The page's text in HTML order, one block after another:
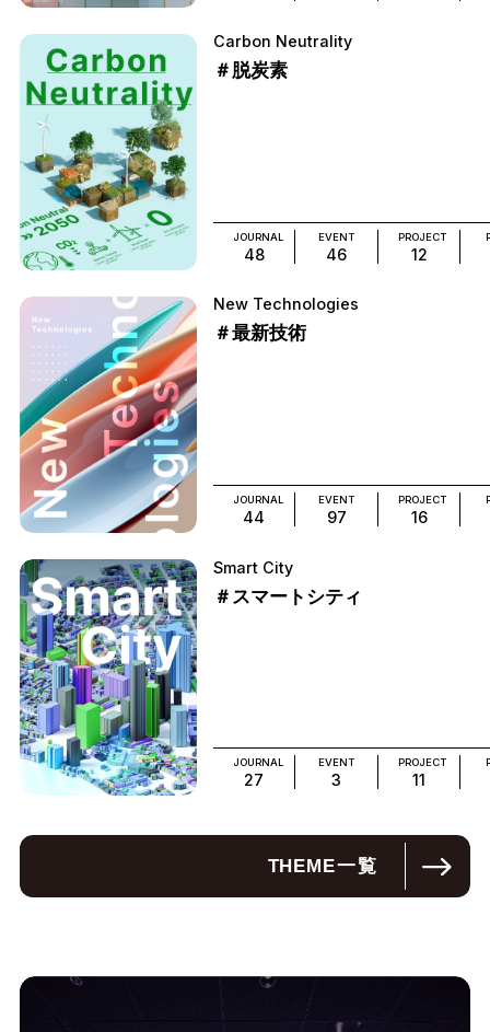
Carbon Neutrality
＃脱炭素
JOURNAL
48
EVENT
46
PROJECT
12
New Technologies
＃最新技術
JOURNAL
44
EVENT
97
PROJECT
16
Smart City
＃スマートシティ
JOURNAL
27
EVENT
3
PROJECT
11
THEME一覧